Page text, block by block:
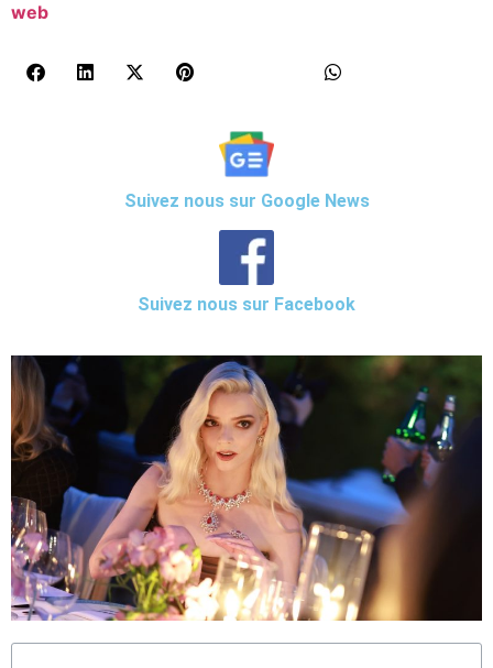
web
Suivez nous sur Google News
Suivez nous sur Facebook